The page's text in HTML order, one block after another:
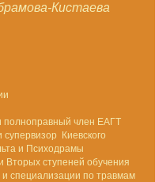
Кистаева
полноправный член ЕАГТ
Киевского
и Психодрамы
Вторых ступеней обучения
и специализации по травмам